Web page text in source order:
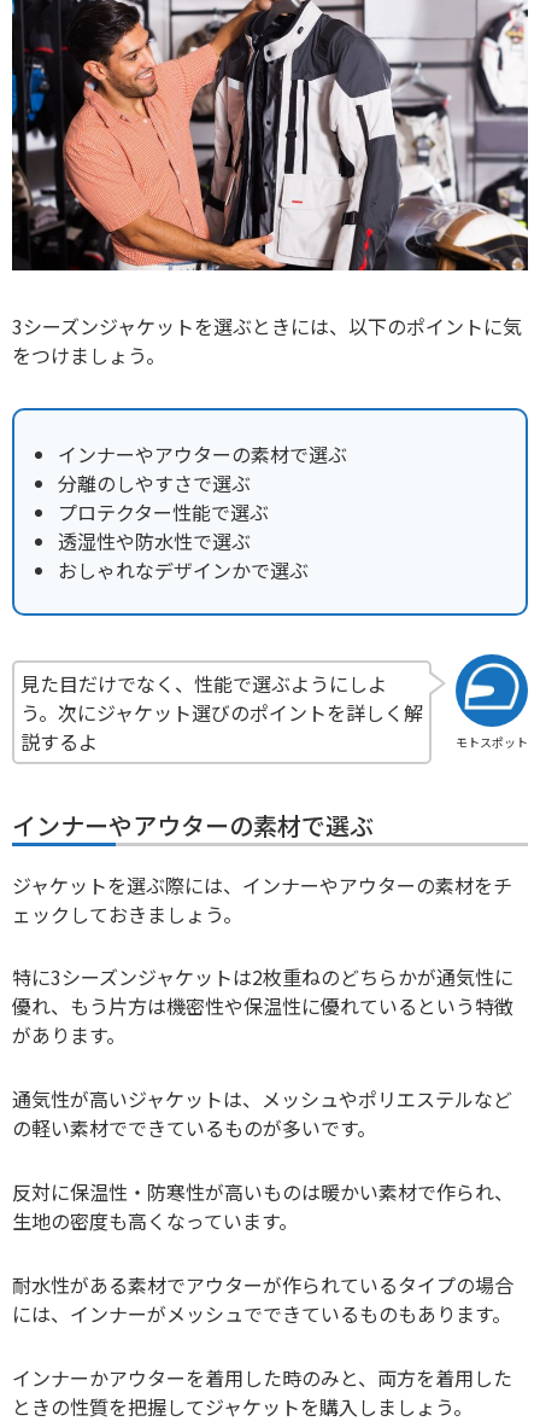
3シーズンジャケットを選ぶときには、以下のポイントに気
をつけましょう。
インナーやアウターの素材で選ぶ
分離のしやすさで選ぶ
プロテクター性能で選ぶ
透湿性や防水性で選ぶ
おしゃれなデザインかで選ぶ
モトスポット
見た目だけでなく、性能で選ぶようにしよ
う。次にジャケット選びのポイントを詳しく解
説するよ
インナーやアウターの素材で選ぶ
ジャケットを選ぶ際には、インナーやアウターの素材をチ
ェックしておきましょう。
特に3シーズンジャケットは2枚重ねのどちらかが通気性に
優れ、もう片方は機密性や保温性に優れているという特徴
があります。
通気性が高いジャケットは、メッシュやポリエステルなど
の軽い素材でできているものが多いです。
反対に保温性・防寒性が高いものは暖かい素材で作られ、
生地の密度も高くなっています。
耐水性がある素材でアウターが作られているタイプの場合
には、インナーがメッシュでできているものもあります。
インナーかアウターを着用した時のみと、両方を着用した
ときの性質を把握してジャケットを購入しましょう。